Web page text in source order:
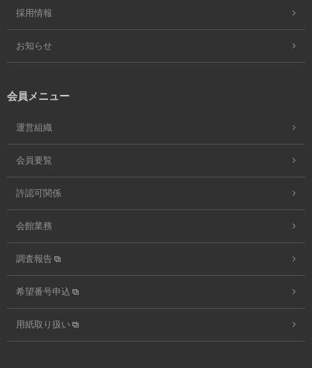
採用情報
お知らせ
会員メニュー
運営組織
会員要覧
許認可関係
会館業務
調査報告
希望番号申込
用紙取り扱い